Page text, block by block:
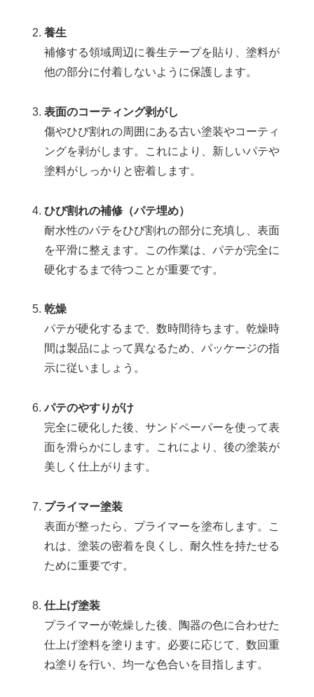
養生
補修する領域周辺に養生テープを貼り、塗料が
他の部分に付着しないように保護します。
表面のコーティング剥がし
傷やひび割れの周囲にある古い塗装やコーティ
ングを剥がします。これにより、新しいパテや
塗料がしっかりと密着します。
ひび割れの補修（パテ埋め）
耐水性のパテをひび割れの部分に充填し、表面
を平滑に整えます。この作業は、パテが完全に
硬化するまで待つことが重要です。
乾燥
パテが硬化するまで、数時間待ちます。乾燥時
間は製品によって異なるため、パッケージの指
示に従いましょう。
パテのやすりがけ
完全に硬化した後、サンドペーパーを使って表
面を滑らかにします。これにより、後の塗装が
美しく仕上がります。
プライマー塗装
表面が整ったら、プライマーを塗布します。こ
れは、塗装の密着を良くし、耐久性を持たせる
ために重要です。
仕上げ塗装
プライマーが乾燥した後、陶器の色に合わせた
仕上げ塗料を塗ります。必要に応じて、数回重
ね塗りを行い、均一な色合いを目指します。